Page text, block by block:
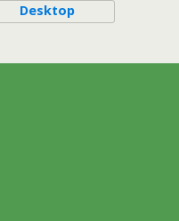
Desktop